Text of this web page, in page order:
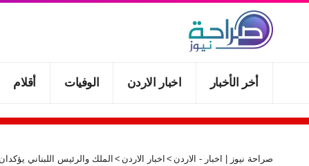
أخر الأخبار اخبار الاردن الوفيات أقلام
صراحة نيوز | اخبار - الاردن > اخبار الاردن > الملك والرئيس اللبناني